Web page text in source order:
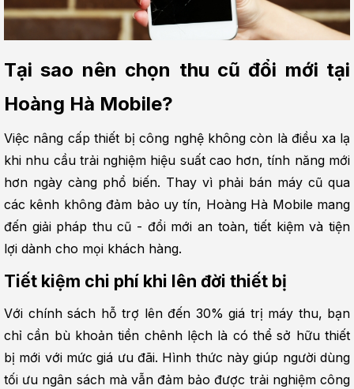
Tại sao nên chọn thu cũ đổi mới tại
Hoàng Hà Mobile?
Việc nâng cấp thiết bị công nghệ không còn là điều xa lạ
khi nhu cầu trải nghiệm hiệu suất cao hơn, tính năng mới
hơn ngày càng phổ biến. Thay vì phải bán máy cũ qua
các kênh không đảm bảo uy tín, Hoàng Hà Mobile mang
đến giải pháp thu cũ - đổi mới an toàn, tiết kiệm và tiện
lợi dành cho mọi khách hàng.
Tiết kiệm chi phí khi lên đời thiết bị
Với chính sách hỗ trợ lên đến 30% giá trị máy thu, bạn
chỉ cần bù khoản tiền chênh lệch là có thể sở hữu thiết
bị mới với mức giá ưu đãi. Hình thức này giúp người dùng
tối ưu ngân sách mà vẫn đảm bảo được trải nghiệm công